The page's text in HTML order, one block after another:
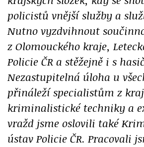
policistů vnější služby a
Nutno vyzdvihnout
z Olomouckého kraje,
Policie ČR a stěžejně i s
Nezastupitelná úloha u
přináleží specialistům z
kriminalistické techniky a
vražd jsme oslovili také
ústav Policie ČR. Pracovali